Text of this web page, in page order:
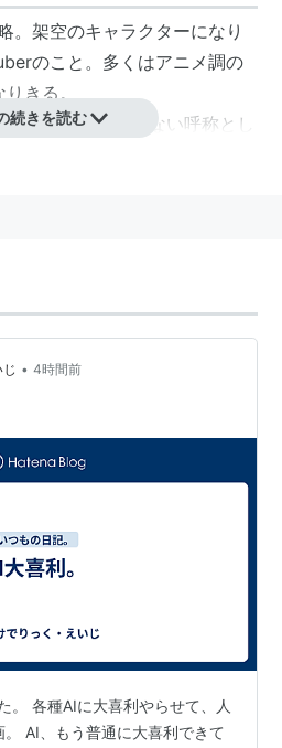
。架空のキャラクターになり
のこと。多くはアニメ調の
りきる。
）を盛り込まない呼称とし
性VTuberが多い一方、美少
あえて地声のまま配信する
アルを獲得することを
と呼ぶ。
続きを読む
• 4時間前
。 各種AIに大喜利やらせて、人
AI、もう普通に大喜利できて